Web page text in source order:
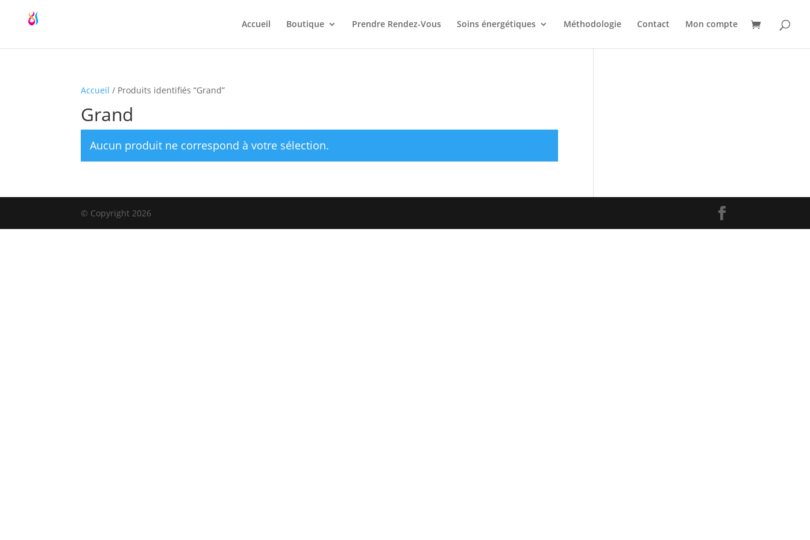
Accueil Boutique Prendre Rendez-Vous Soins énergétiques Méthodologie Contact Mon compte
Accueil / Produits identifiés “Grand”
Grand
Aucun produit ne correspond à votre sélection.
© Copyright 2026